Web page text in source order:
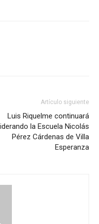
Artículo siguiente
Luis Riquelme continuará
la Escuela Nicolás
Pérez Cárdenas de Villa
Esperanza